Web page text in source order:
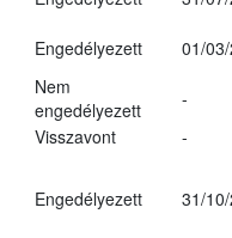
Engedélyezett 01/
Nem
engedélyezett
-
Visszavont
-
Engedélyezett 31/